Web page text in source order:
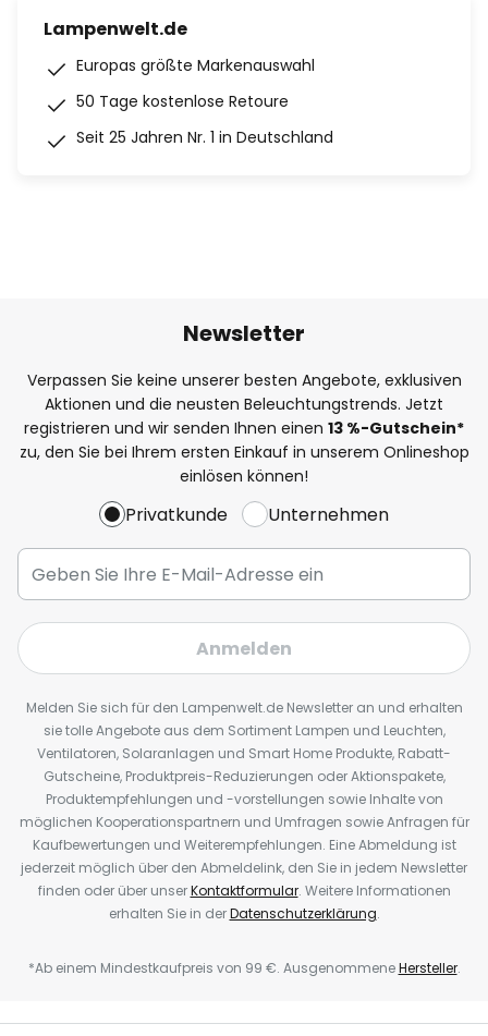
Lampenwelt.de
Europas größte Markenauswahl
50 Tage kostenlose Retoure
Seit 25 Jahren Nr. 1 in Deutschland
Newsletter
Verpassen Sie keine unserer besten Angebote, exklusiven
Aktionen und die neusten Beleuchtungstrends. Jetzt
registrieren und wir senden Ihnen einen 13 %-Gutschein*
zu, den Sie bei Ihrem ersten Einkauf in unserem Onlineshop
einlösen können!
Privatkunde Unternehmen
Anmelden
Melden Sie sich für den Lampenwelt.de Newsletter an und erhalten
sie tolle Angebote aus dem Sortiment Lampen und Leuchten,
Ventilatoren, Solaranlagen und Smart Home Produkte, Rabatt-
Gutscheine, Produktpreis-Reduzierungen oder Aktionspakete,
Produktempfehlungen und -vorstellungen sowie Inhalte von
möglichen Kooperationspartnern und Umfragen sowie Anfragen für
Kaufbewertungen und Weiterempfehlungen. Eine Abmeldung ist
jederzeit möglich über den Abmeldelink, den Sie in jedem Newsletter
finden oder über unserKontaktformular. Weitere Informationen
erhalten Sie in derDatenschutzerklärung.
*Ab einem Mindestkaufpreis von 99 €. AusgenommeneHersteller.